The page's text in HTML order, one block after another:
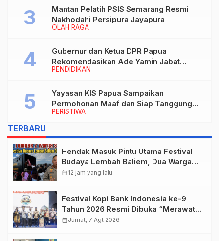
OLAH RAGA
Mantan Pelatih PSIS Semarang Resmi
Nakhodahi Persipura Jayapura
PENDIDIKAN
Gubernur dan Ketua DPR Papua
Rekomendasikan Ade Yamin Jabat
Rektor IAIN Fattahul Muluk Papua
PERISTIWA
Yayasan KIS Papua Sampaikan
Permohonan Maaf dan Siap Tanggung
Biaya Korban Dugaan Keracunan MBG di
TERBARU
Hendak Masuk Pintu Utama Festival
Budaya Lembah Baliem, Dua Warga
Sipil Ditembak OTK
calendar_month12 jam yang lalu
Festival Kopi Bank Indonesia ke-9
Tahun 2026 Resmi Dibuka “Merawat
Warisan, Membangun Masa Depan
calendar_monthJumat, 7 Agt 2026